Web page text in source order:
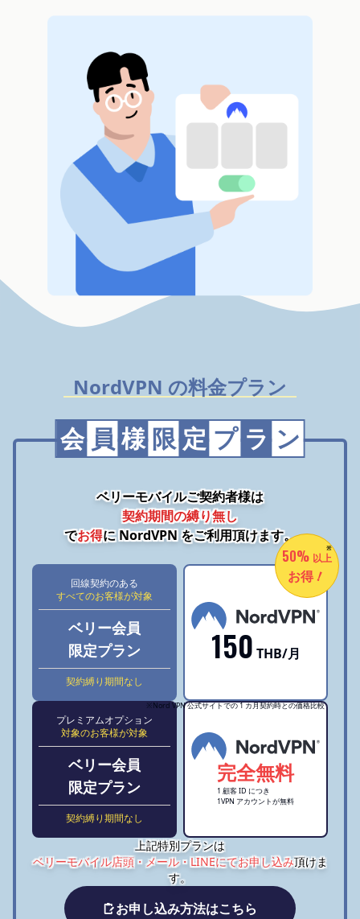
NordVPN の料金プラン
会 員 様 限 定 プ ラ ン
ベリーモバイルご契約者様は
契約期間の縛り無し
でお得に NordVPN をご利用頂けます。
回線契約のある
すべてのお客様が対象
ベリー会員
限定プラン
契約縛り期間なし
50% ※
以上
お得！
150 THB/月
※Nord VPN 公式サイトでの 1 カ月契約時との価格比較
プレミアムオプション
対象のお客様が対象
ベリー会員
限定プラン
契約縛り期間なし
完全無料
1 顧客 ID につき
1VPN アカウントが無料
上記特別プランは
ベリーモバイル店頭・メール・LINEにてお申し込み頂けま
す。
お申し込み方法はこちら